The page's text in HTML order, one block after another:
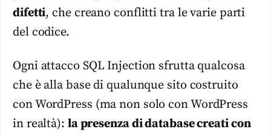
difetti, che creano conflitti tra le varie parti
del codice.
Ogni attacco SQL Injection sfrutta qualcosa
che è alla base di qualunque sito costruito
con WordPress (ma non solo con WordPress
in realtà): la presenza di database creati con